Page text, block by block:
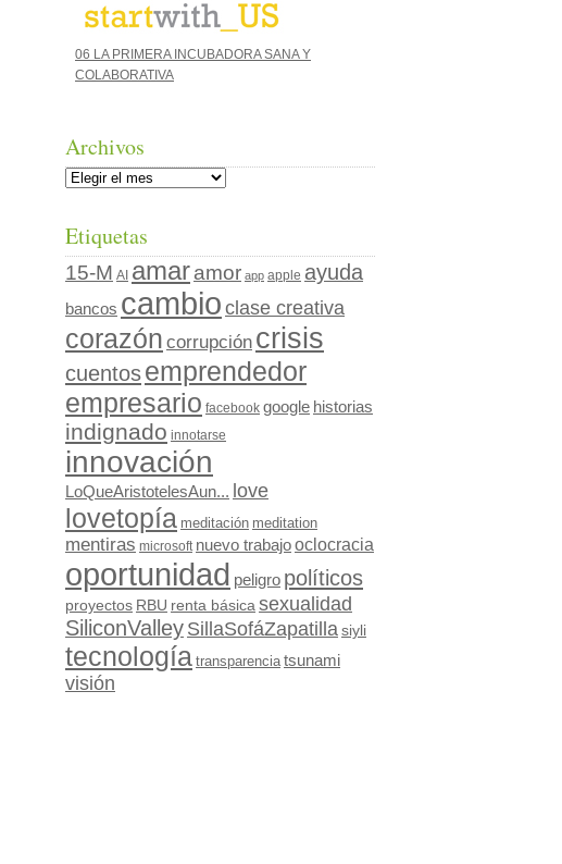
06 LA PRIMERA INCUBADORA SANA Y
COLABORATIVA
Archivos
Archivos
Etiquetas
15-M AI amaramor app apple ayuda
bancos cambio clase creativa
corazón corrupción crisis
cuentosemprendedor
empresario facebook google historias
indignado innotarse
innovación
LoQueAristotelesAun... love
lovetopía meditación meditation
mentiras microsoft nuevo trabajooclocracia
oportunidad peligro políticos
proyectos RBU renta básica sexualidad
SiliconValleySillaSofáZapatilla siyli
tecnología transparencia tsunami
visión